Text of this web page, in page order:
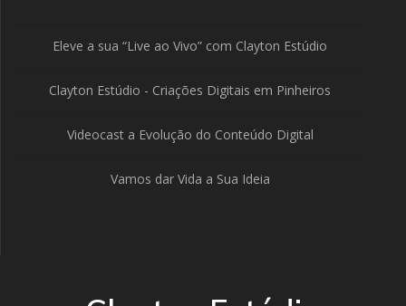
Eleve a sua “Live ao Vivo” com Clayton Estúdio
Clayton Estúdio - Criações Digitais em Pinheiros
Videocast a Evolução do Conteúdo Digital
Vamos dar Vida a Sua Ideia